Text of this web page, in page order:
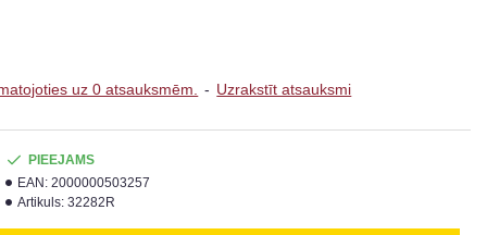
uz 0 atsauksmēm. - Uzrakstīt atsauksmi
PIEEJAMS
EAN: 2000000503257
Artikuls: 32282R